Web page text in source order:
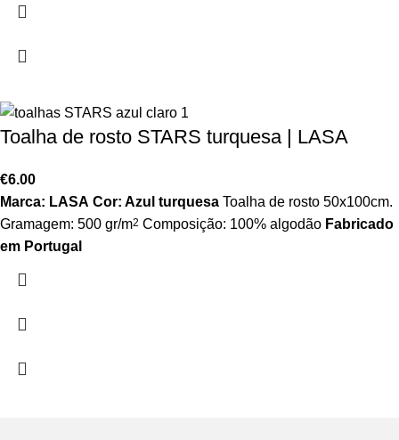
Toalha de rosto STARS turquesa | LASA
€6.00
Marca: LASA Cor: Azul turquesa Toalha de rosto 50x100cm.
Gramagem: 500 gr/m2 Composição: 100% algodão Fabricado
em Portugal